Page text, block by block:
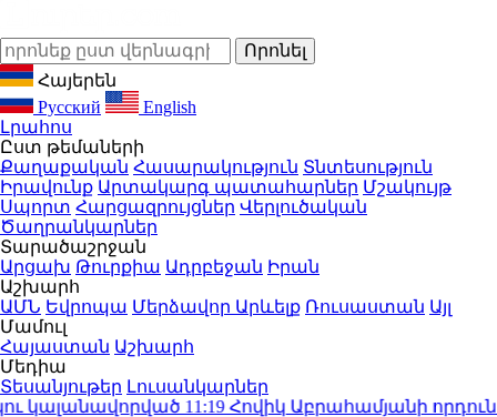
Հայերեն
Русский
English
Լրահոս
Ըստ թեմաների
Քաղաքական Հասարակություն Տնտեսություն
Իրավունք Արտակարգ պատահարներ Մշակույթ
Սպորտ Հարցազրույցներ Վերլուծական
Ծաղրանկարներ
Տարածաշրջան
Արցախ Թուրքիա Ադրբեջան Իրան
Աշխարհ
ԱՄՆ Եվրոպա Մերձավոր Արևելք Ռուսաստան Այլ
Մամուլ
Հայաստան Աշխարհ
Մեդիա
Տեսանյութեր Լուսանկարներ
11:19Հովիկ Աբրահամյանի որդուն